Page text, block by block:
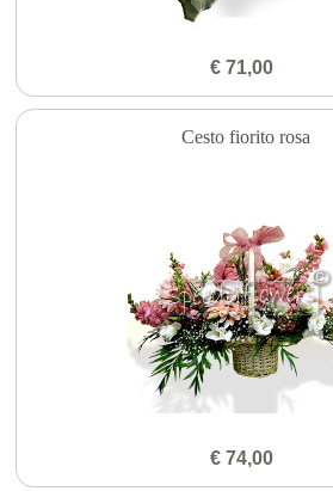
€ 71,00
Cesto fiorito rosa
€ 74,00